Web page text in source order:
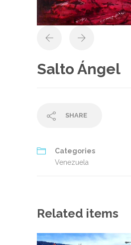
Salto Ángel
SHARE
Categories
Venezuela
Related items